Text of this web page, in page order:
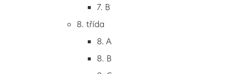
5. A
7. B
8. třída
8. A
8. B